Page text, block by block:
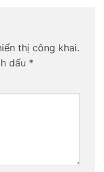
thị công khai.
dấu *